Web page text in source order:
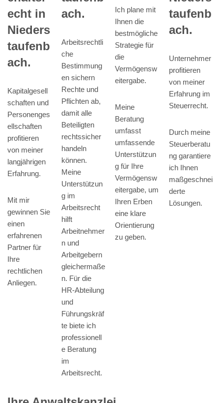
echt in
Nieders
taufenb
ach.
Kapitalgesell
schaften und
Personenges
ellschaften
profitieren
von meiner
langjährigen
Erfahrung.
Mit mir
gewinnen Sie
einen
erfahrenen
Partner für
Ihre
rechtlichen
Anliegen.
ach.
Arbeitsrechtli
che
Bestimmung
en sichern
Rechte und
Pflichten ab,
damit alle
Beteiligten
rechtssicher
handeln
können.
Meine
Unterstützun
g im
Arbeitsrecht
hilft
Arbeitnehmer
n und
Arbeitgebern
gleichermaße
n. Für die
HR-Abteilung
und
Führungskräf
te biete ich
professionell
e Beratung
im
Arbeitsrecht.
Ich plane mit
Ihnen die
bestmögliche
Strategie für
die
Vermögensw
eitergabe.
Meine
Beratung
umfasst
umfassende
Unterstützun
g für Ihre
Vermögensw
eitergabe, um
Ihren Erben
eine klare
Orientierung
zu geben.
taufenb
ach.
Unternehmer
profitieren
von meiner
Erfahrung im
Steuerrecht.
Durch meine
Steuerberatu
ng garantiere
ich Ihnen
maßgeschnei
derte
Lösungen.